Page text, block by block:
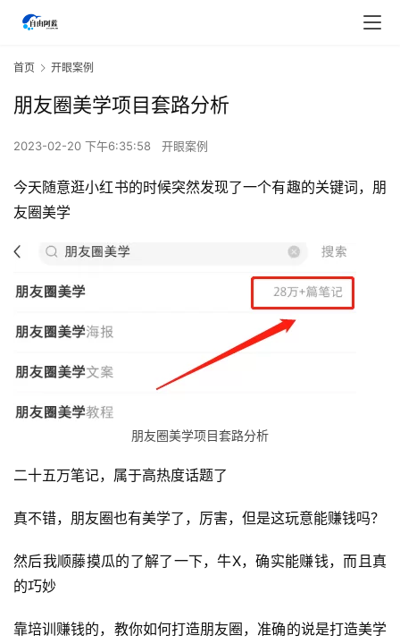
首页 开眼案例
朋友圈美学项目套路分析
2023-02-20 下午6:35:58 开眼案例
今天随意逛小红书的时候突然发现了一个有趣的关键词，朋
友圈美学
朋友圈美学项目套路分析
二十五万笔记，属于高热度话题了
真不错，朋友圈也有美学了，厉害，但是这玩意能赚钱吗？
然后我顺藤摸瓜的了解了一下，牛X，确实能赚钱，而且真
的巧妙
靠培训赚钱的，教你如何打造朋友圈，准确的说是打造美学